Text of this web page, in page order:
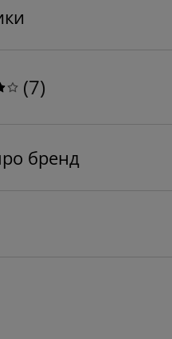
(7)
бренд